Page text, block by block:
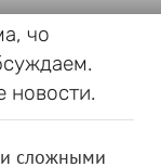
чо
новости.
сложными